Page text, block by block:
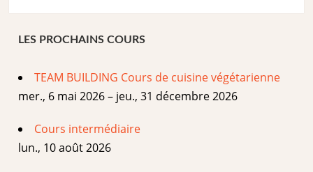
LES PROCHAINS COURS
TEAM BUILDING Cours de cuisine végétarienne
mer., 6 mai 2026 – jeu., 31 décembre 2026
Cours intermédiaire
lun., 10 août 2026